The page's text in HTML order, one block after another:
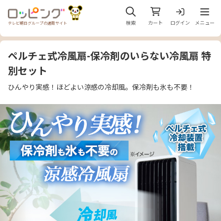
テレビ朝日グループの通販サイト 検索 カート ログイン
メニ
メニュー
ペルチェ式冷風扇-保冷剤のいらない冷風扇 特
別セット
ひんやり実感！ほどよい涼感の冷却風。保冷剤も氷も不要！